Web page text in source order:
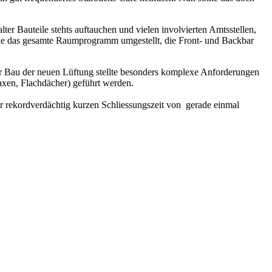
Bauteile stehts auftauchen und vielen involvierten Amtsstellen,
gesamte Raumprogramm umgestellt, die Front- und Backbar
der neuen Lüftung stellte besonders komplexe Anforderungen
Flachdächer) geführt werden.
kurzen Schliessungszeit von gerade einmal